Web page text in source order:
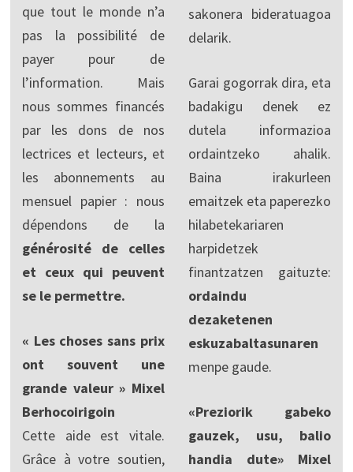
que tout le monde n’a
pas la possibilité de
payer pour de
l’information. Mais
nous sommes financés
par les dons de nos
lectrices et lecteurs, et
les abonnements au
mensuel papier : nous
dépendons de la
générosité de celles
et ceux qui peuvent
se le permettre.
« Les choses sans prix
ont souvent une
grande valeur » Mixel
Berhocoirigoin
Cette aide est vitale.
Grâce à votre soutien,
sakonera bideratuagoa
delarik.
Garai gogorrak dira, eta
badakigu denek ez
dutela informazioa
ordaintzeko ahalik.
Baina irakurleen
emaitzek eta paperezko
hilabetekariaren
harpidetzek
finantzatzen gaituzte:
ordaindu
dezaketenen
eskuzabaltasunaren
menpe gaude.
«Preziorik gabeko
gauzek, usu, balio
handia dute» Mixel